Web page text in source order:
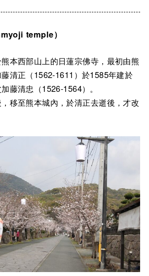
temple）
本西部山上的日蓮宗佛寺，最初由熊
清正（1562-1611）於1585年建於
藤清忠（1526-1564）。
移至熊本城內，於清正去逝後，才改